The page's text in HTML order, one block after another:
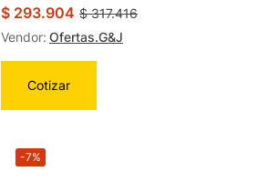
$ 293.904 $317.416
Vendor: Ofertas.G&J
Cotizar
-7%